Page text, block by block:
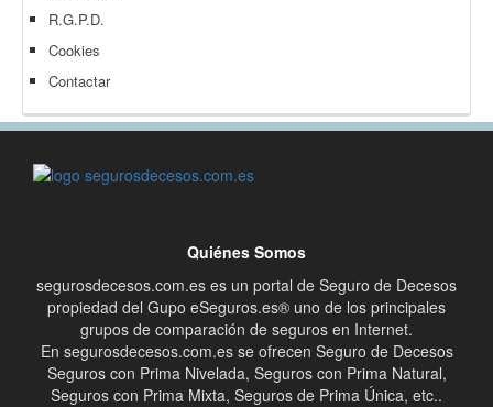
R.G.P.D.
Cookies
Contactar
Quiénes Somos
segurosdecesos.com.es es un portal de Seguro de Decesos
propiedad del Gupo eSeguros.es® uno de los principales
grupos de comparación de seguros en Internet.
En segurosdecesos.com.es se ofrecen Seguro de Decesos
Seguros con Prima Nivelada, Seguros con Prima Natural,
Seguros con Prima Mixta, Seguros de Prima Única, etc..